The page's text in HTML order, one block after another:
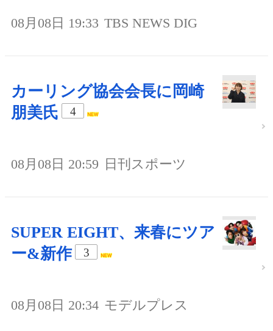
08月08日 19:33 TBS NEWS DIG
カーリング協会会長に岡崎
朋美氏
4
08月08日 20:59 日刊スポーツ
SUPER EIGHT、来春にツア
ー&新作
3
08月08日 20:34 モデルプレス